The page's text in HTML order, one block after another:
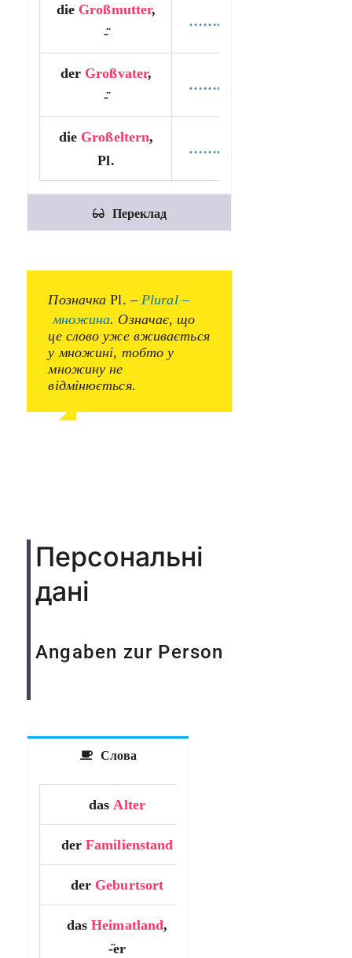
die Großmutter,
-̈
…….
der Großvater,
-̈
…….
die Großeltern,
Pl.
…….
Переклад
ПозначкаPl. – Plural –
множина. Означає, що
це слово уже вживається
у множині, тобто у
множину не
відмінюється.
Персональні
дані
Angaben zur Person
Слова
das Alter
derFamilienstand
der Geburtsort
das Heimatland,
-̈er